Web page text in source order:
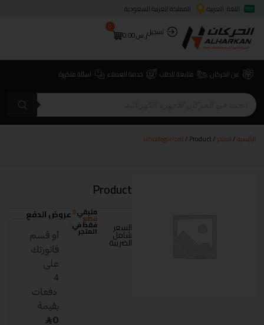
اللغة: العربية
المملكة العربية السعودية
تسجيلر.س0.00
0
عن الحركان متابعة الطلب خدمة العملاء اسئلة متكررة
الرئيسية/المتجر/
Uncategorized/ Product
Product
السعر
شامل
الضريبة
متبقي0
قطع
فقط في
المتجر
عروض الدفع